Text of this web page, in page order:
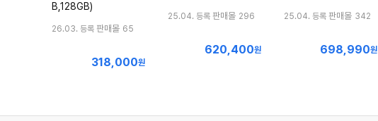
B,128GB)
26.03. 등록 판매몰 65
최
318,000원
25.04. 등록 판매몰 296
최
620,400원
25.04. 등록 판매몰 342
최
698,990원